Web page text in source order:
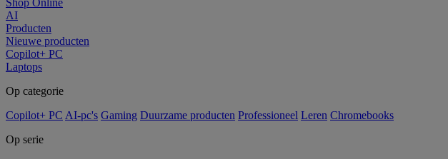
Shop Online
AI
Producten
Nieuwe producten
Copilot+ PC
Laptops
Op categorie
Copilot+ PC AI-pc's Gaming Duurzame producten Professioneel Leren Chromebooks
Op serie